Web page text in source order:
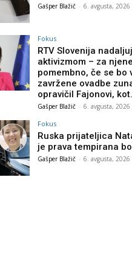
Gašper Blažič - 6. avgusta, 2026
Fokus
RTV Slovenija
aktivizmom – za
pomembno, če se bo
zavržene ovadbe
opravičil Fajonovi,
Gašper Blažič - 6. avgusta, 2026
Fokus
Ruska prijateljica
je prava tempirana
Gašper Blažič - 6. avgusta, 2026